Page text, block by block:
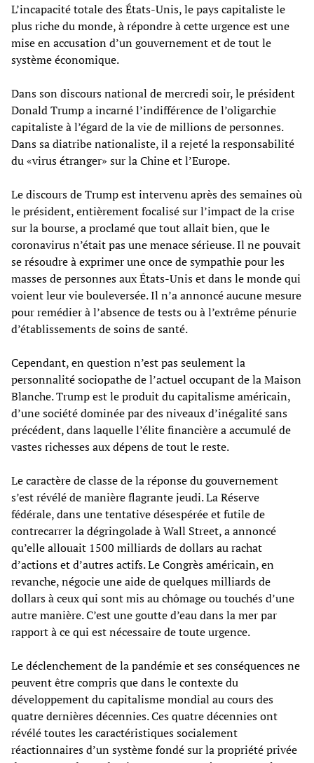
L’incapacité totale des États-Unis, le pays capitaliste le
plus riche du monde, à répondre à cette urgence est une
mise en accusation d’un gouvernement et de tout le
système économique.
Dans son discours national de mercredi soir, le président
Donald Trump a incarné l’indifférence de l’oligarchie
capitaliste à l’égard de la vie de millions de personnes.
Dans sa diatribe nationaliste, il a rejeté la responsabilité
du «virus étranger» sur la Chine et l’Europe.
Le discours de Trump est intervenu après des semaines où
le président, entièrement focalisé sur l’impact de la crise
sur la bourse, a proclamé que tout allait bien, que le
coronavirus n’était pas une menace sérieuse. Il ne pouvait
se résoudre à exprimer une once de sympathie pour les
masses de personnes aux États-Unis et dans le monde qui
voient leur vie bouleversée. Il n’a annoncé aucune mesure
pour remédier à l’absence de tests ou à l’extrême pénurie
d’établissements de soins de santé.
Cependant, en question n’est pas seulement la
personnalité sociopathe de l’actuel occupant de la Maison
Blanche. Trump est le produit du capitalisme américain,
d’une société dominée par des niveaux d’inégalité sans
précédent, dans laquelle l’élite financière a accumulé de
vastes richesses aux dépens de tout le reste.
Le caractère de classe de la réponse du gouvernement
s’est révélé de manière flagrante jeudi. La Réserve
fédérale, dans une tentative désespérée et futile de
contrecarrer la dégringolade à Wall Street, a annoncé
qu’elle allouait 1500 milliards de dollars au rachat
d’actions et d’autres actifs. Le Congrès américain, en
revanche, négocie une aide de quelques milliards de
dollars à ceux qui sont mis au chômage ou touchés d’une
autre manière. C’est une goutte d’eau dans la mer par
rapport à ce qui est nécessaire de toute urgence.
Le déclenchement de la pandémie et ses conséquences ne
peuvent être compris que dans le contexte du
développement du capitalisme mondial au cours des
quatre dernières décennies. Ces quatre décennies ont
révélé toutes les caractéristiques socialement
réactionnaires d’un système fondé sur la propriété privée